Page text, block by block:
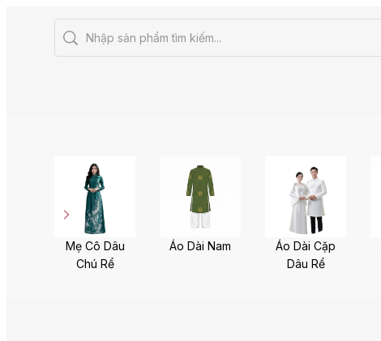
Mẹ Cô Dâu
Chú Rể
Áo Dài Nam
Áo Dài Cặp
Dâu Rể